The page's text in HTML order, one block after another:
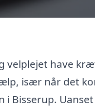
velplejet have
især når det
i Bisserup.